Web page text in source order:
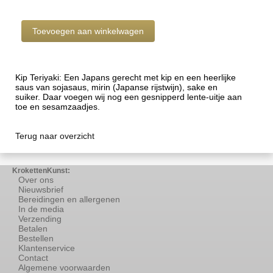
Kip Teriyaki: Een Japans gerecht met kip en een heerlijke
saus van sojasaus, mirin (Japanse rijstwijn), sake en
suiker. Daar voegen wij nog een gesnipperd lente-uitje aan
toe en sesamzaadjes.
Terug naar overzicht
KrokettenKunst:
Over ons
Nieuwsbrief
Bereidingen en allergenen
In de media
Verzending
Betalen
Bestellen
Klantenservice
Contact
Algemene voorwaarden